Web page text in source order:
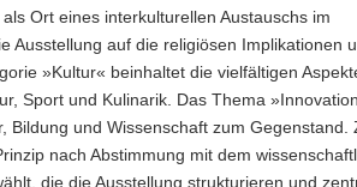
Ort eines interkulturellen Austauschs im
Ausstellung auf die religiösen Implikationen
»Kultur« beinhaltet die vielfältigen
Sport und Kulinarik. Das Thema
Bildung und Wissenschaft zum Gegenstand.
nach Abstimmung mit dem
die die Ausstellung strukturieren und